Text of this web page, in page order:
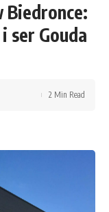
ser Gouda
2 Min Read